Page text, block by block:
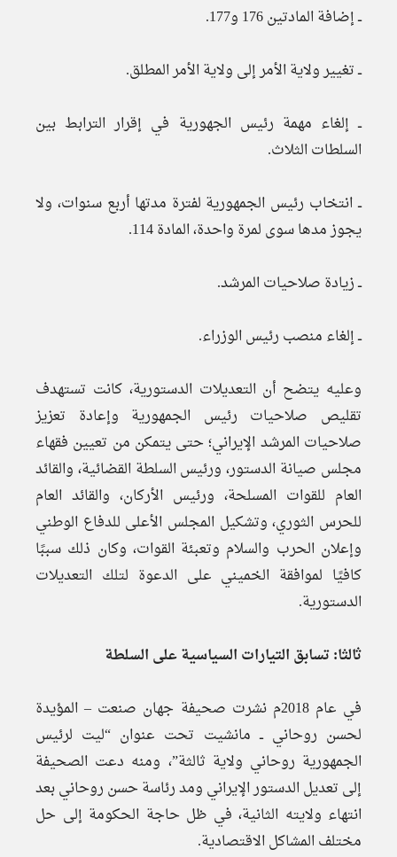
ــ إضافة المادتين 176 و177.
ــ تغيير ولاية الأمر إلى ولاية الأمر المطلق.
ــ إلغاء مهمة رئيس الجهورية في إقرار الترابط بين
السلطات الثلاث.
ــ انتخاب رئيس الجمهورية لفترة مدتها أربع سنوات، ولا
يجوز مدها سوى لمرة واحدة، المادة 114.
ــ زيادة صلاحيات المرشد.
ــ إلغاء منصب رئيس الوزراء.
وعليه يتضح أن التعديلات الدستورية، كانت تستهدف
تقليص صلاحيات رئيس الجمهورية وإعادة تعزيز
صلاحيات المرشد الإيراني؛ حتى يتمكن من تعيين فقهاء
مجلس صيانة الدستور، ورئيس السلطة القضائية، والقائد
العام للقوات المسلحة، ورئيس الأركان، والقائد العام
للحرس الثوري، وتشكيل المجلس الأعلى للدفاع الوطني
وإعلان الحرب والسلام وتعبئة القوات، وكان ذلك سببًا
كافيًا لموافقة الخميني على الدعوة لتلك التعديلات
الدستورية.
ثالثا: تسابق التيارات السياسية على السلطة
في عام 2018م نشرت صحيفة جهان صنعت – المؤيدة
لحسن روحاني ــ مانشيت تحت عنوان “ليت لرئيس
الجمهورية روحاني ولاية ثالثة”، ومنه دعت الصحيفة
إلى تعديل الدستور الإيراني ومد رئاسة حسن روحاني بعد
انتهاء ولايته الثانية، في ظل حاجة الحكومة إلى حل
مختلف المشاكل الاقتصادية.